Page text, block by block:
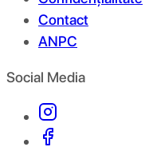
Contact
ANPC
Social Media